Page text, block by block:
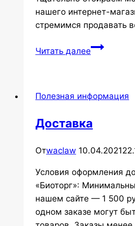
нашего интернет-
стремимся продавать
Читать далееСушилки
Полезная информация
Доставка
Отwaclaw 10.04.2021
Условия оформления
«Биоторг»:
нашем сайте — 1 500
одном заказе могут